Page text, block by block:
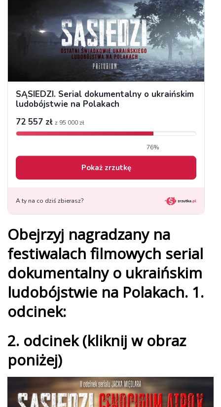
Obejrzyj nagradzany na
festiwalach filmowych serial
dokumentalny o ukraińskim
ludobójstwie na Polakach. 1.
odcinek:
2. odcinek (kliknij w obraz
poniżej)